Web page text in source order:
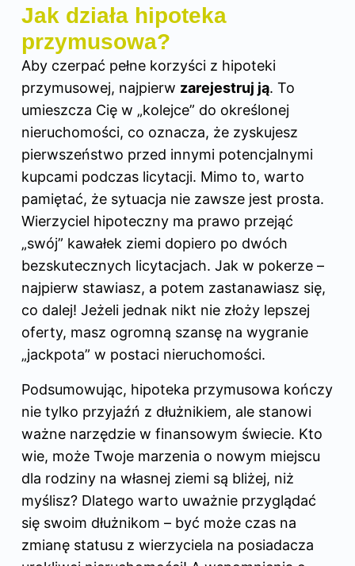
Jak działa hipoteka
przymusowa?
Aby czerpać pełne korzyści z hipoteki
przymusowej, najpierw zarejestruj ją. To
umieszcza Cię w „kolejce” do określonej
nieruchomości, co oznacza, że zyskujesz
pierwszeństwo przed innymi potencjalnymi
kupcami podczas licytacji. Mimo to, warto
pamiętać, że sytuacja nie zawsze jest prosta.
Wierzyciel hipoteczny ma prawo przejąć
„swój” kawałek ziemi dopiero po dwóch
bezskutecznych licytacjach. Jak w pokerze –
najpierw stawiasz, a potem zastanawiasz się,
co dalej! Jeżeli jednak nikt nie złoży lepszej
oferty, masz ogromną szansę na wygranie
„jackpota” w postaci nieruchomości.
Podsumowując, hipoteka przymusowa kończy
nie tylko przyjaźń z dłużnikiem, ale stanowi
ważne narzędzie w finansowym świecie. Kto
wie, może Twoje marzenia o nowym miejscu
dla rodziny na własnej ziemi są bliżej, niż
myślisz? Dlatego warto uważnie przyglądać
się swoim dłużnikom – być może czas na
zmianę statusu z wierzyciela na posiadacza